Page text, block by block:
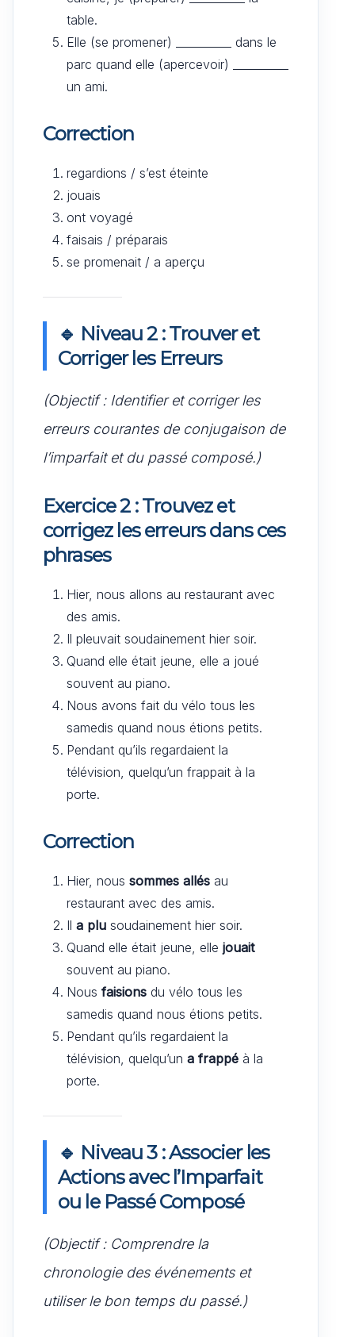
table.
Elle (se promener) __________ dans le
parc quand elle (apercevoir) __________
un ami.
Correction
regardions / s’est éteinte
jouais
ont voyagé
faisais / préparais
se promenait / a aperçu
🔹 Niveau 2 : Trouver et
Corriger les Erreurs
(Objectif : Identifier et corriger les
erreurs courantes de conjugaison de
l’imparfait et du passé composé.)
Exercice 2 : Trouvez et
corrigez les erreurs dans ces
phrases
Hier, nous allons au restaurant avec
des amis.
Il pleuvait soudainement hier soir.
Quand elle était jeune, elle a joué
souvent au piano.
Nous avons fait du vélo tous les
samedis quand nous étions petits.
Pendant qu’ils regardaient la
télévision, quelqu’un frappait à la
porte.
Correction
Hier, nous sommes allés au
restaurant avec des amis.
Il a plu soudainement hier soir.
Quand elle était jeune, elle jouait
souvent au piano.
Nous faisions du vélo tous les
samedis quand nous étions petits.
Pendant qu’ils regardaient la
télévision, quelqu’un a frappé à la
porte.
🔹 Niveau 3 : Associer les
Actions avec l’Imparfait
ou le Passé Composé
(Objectif : Comprendre la
chronologie des événements et
utiliser le bon temps du passé.)